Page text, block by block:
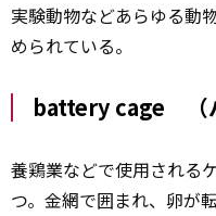
実験動物などあらゆる動
められている。
battery cage （
養鶏業などで使用される
つ。金網で囲まれ、卵が